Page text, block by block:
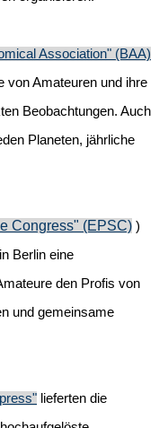
Association" (BAA)
von Amateuren und ihre
Beobachtungen. Auch
Planeten, jährliche
Congress" (EPSC) )
Berlin eine
den Profis von
und gemeinsame
lieferten die